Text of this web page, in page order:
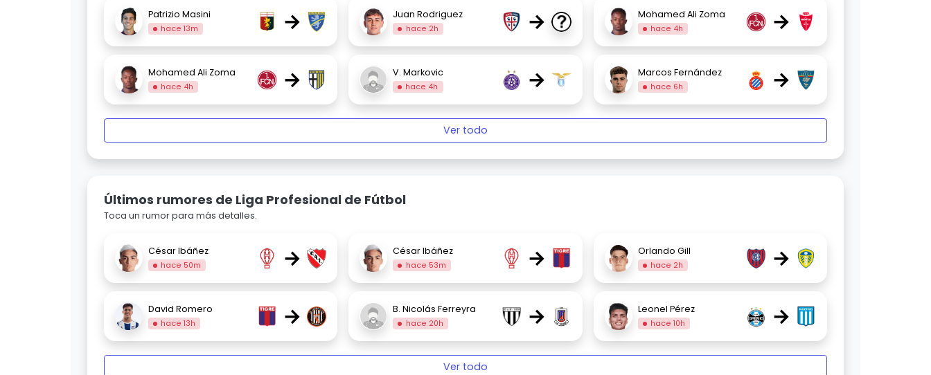
Patrizio Masini
hace 13m → Juan Rodriguez
hace 2h → Mohamed Ali Zoma
hace 4h →
Mohamed Ali Zoma
hace 4h → V. Markovic
hace 4h → Marcos Fernández
hace 6h →
Ver todo
Últimos rumores de Liga Profesional de Fútbol
Toca un rumor para más detalles.
César Ibáñez
hace 50m → César Ibáñez
hace 53m → Orlando Gill
hace 2h →
David Romero
hace 13h → B. Nicolás Ferreyra
hace 20h → Leonel Pérez
hace 10h →
Ver todo